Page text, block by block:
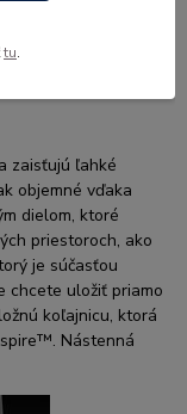
zaisťujú ľahké
objemné vďaka
dielom, ktoré
priestoroch, ako
je súčasťou
chcete uložiť priamo
koľajnicu, ktorá
Nástenná
tu.